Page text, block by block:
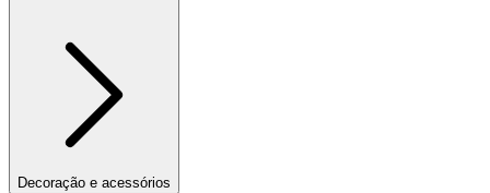
Decoração e acessórios